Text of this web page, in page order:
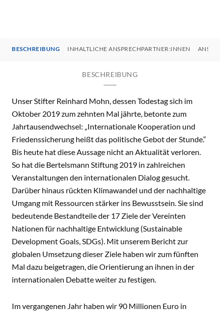
BESCHREIBUNG INHALTLICHE ANSPRECHPARTNER:INNEN
BESCHREIBUNG
Unser Stifter Reinhard Mohn, dessen Todestag sich im
Oktober 2019 zum zehnten Mal jährte, betonte zum
Jahrtausendwechsel: „Internationale Kooperation und
Friedenssicherung heißt das politische Gebot der Stunde.“
Bis heute hat diese Aussage nicht an Aktualität verloren.
So hat die Bertelsmann Stiftung 2019 in zahlreichen
Veranstaltungen den internationalen Dialog gesucht.
Darüber hinaus rückten Klimawandel und der nachhaltige
Umgang mit Ressourcen stärker ins Bewusstsein. Sie sind
bedeutende Bestandteile der 17 Ziele der Vereinten
Nationen für nachhaltige Entwicklung (Sustainable
Development Goals, SDGs). Mit unserem Bericht zur
globalen Umsetzung dieser Ziele haben wir zum fünften
Mal dazu beigetragen, die Orientierung an ihnen in der
internationalen Debatte weiter zu festigen.
Im vergangenen Jahr haben wir 90 Millionen Euro in